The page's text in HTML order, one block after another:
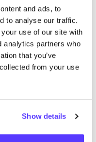
and ads, to
to analyse our traffic.
use of our site with
analytics partners who
that you’ve
from your use
Show details